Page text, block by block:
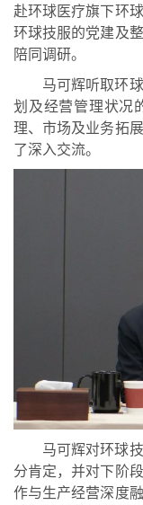
赴环球医疗旗下环
环球技服的党建及
陪同调研。
马可辉听取环
划及经营管理状况
理、市场及业务拓
了深入交流。
马可辉对环球
分肯定，并对下阶
作与生产经营深度